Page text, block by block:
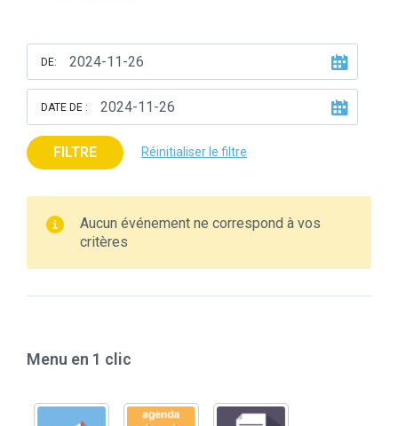
DE:
DATE DE :
FILTRE Réinitialiser le filtre
Aucun événement ne correspond à vos
critères
Menu en 1 clic